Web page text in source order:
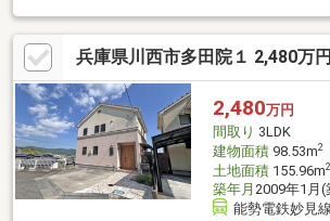
ミニストップ 川西西多田店まで徒歩６分キリ
歩７分ライフォート鶯が丘店まで徒歩８分サン
まで徒歩８分◇明峰小学校まで徒歩１０分◇明
１１分◆◇◆今すぐご覧になられたい方◆◇◆
せ】をタップしてください！！ ■□アルバイト
配な方も、まずはご相談下さい！□■
兵庫県川西市多田院１ 2,480万
2,480万円
間取り 3LDK
建物面積98.53m2
土地面積155.96m2
築年月 2009年1月(
能勢電鉄妙見